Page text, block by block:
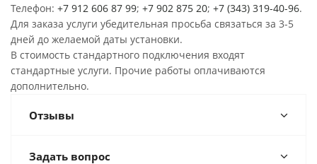
Телефон: +7 912 606 87 99; +7 902 875 20; +7 (343) 319-40-96.
Для заказа услуги убедительная просьба связаться за 3-5
дней до желаемой даты установки.
В стоимость стандартного подключения входят
стандартные услуги. Прочие работы оплачиваются
дополнительно.
Отзывы
Задать вопрос